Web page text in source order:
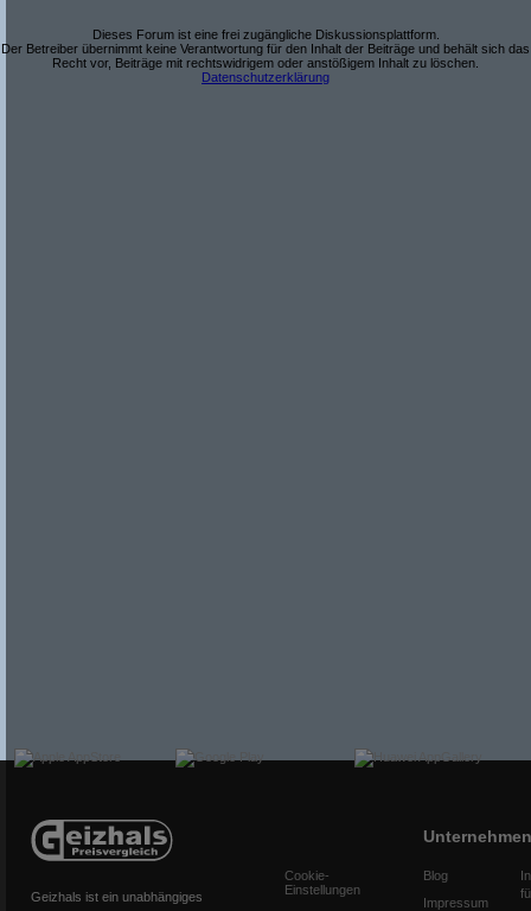
Dieses Forum ist eine frei zugängliche Diskussionsplattform.
Der Betreiber übernimmt keine Verantwortung für den Inhalt der Beiträge und behält sich das
Recht vor, Beiträge mit rechtswidrigem oder anstößigem Inhalt zu löschen.
Datenschutzerklärung
Geizhals ist ein unabhängiges
Cookie-
Einstellungen
Unternehmen
Blog
Impressum